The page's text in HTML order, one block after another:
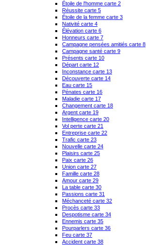
Étoile de l'homme carte 2
Réussite carte 5
Étoile de la femme carte 3
Nativité carte 4
Élévation carte 6
Honneurs carte 7
Campagne pensées amitiés carte 8
Campagne santé carte 9
Présents carte 10
Départ carte 12
Inconstance carte 13
Découverte carte 14
Eau carte 15
Pénates carte 16
Maladie carte 17
Changement carte 18
Argent carte 19
Intelligence carte 20
Vol perte carte 21
Entreprise carte 22
Trafic carte 23
Nouvelle carte 24
Plaisirs carte 25
Paix carte 26
Union carte 27
Famille carte 28
Amour carte 29
La table carte 30
Passions carte 31
Méchanceté carte 32
Procès carte 33
Despotisme carte 34
Ennemis carte 35
Pourparlers carte 36
Feu carte 37
Accident carte 38